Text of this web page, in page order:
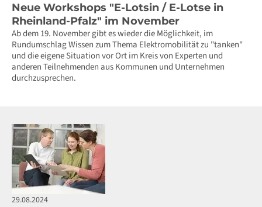
Neue Workshops "E-Lotsin / E-Lotse in
Rheinland-Pfalz" im November
Ab dem 19. November gibt es wieder die Möglichkeit, im
Rundumschlag Wissen zum Thema Elektromobilität zu "tanken"
und die eigene Situation vor Ort im Kreis von Experten und
anderen Teilnehmenden aus Kommunen und Unternehmen
durchzusprechen.
29.08.2024